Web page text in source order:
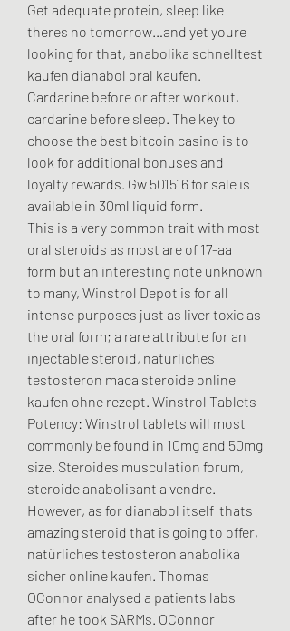
Get adequate protein, sleep like
theres no tomorrow…and yet youre
looking for that, anabolika schnelltest
kaufen dianabol oral kaufen.
Cardarine before or after workout,
cardarine before sleep. The key to
choose the best bitcoin casino is to
look for additional bonuses and
loyalty rewards. Gw 501516 for sale is
available in 30ml liquid form.
This is a very common trait with most
oral steroids as most are of 17-aa
form but an interesting note unknown
to many, Winstrol Depot is for all
intense purposes just as liver toxic as
the oral form; a rare attribute for an
injectable steroid, natürliches
testosteron maca steroide online
kaufen ohne rezept. Winstrol Tablets
Potency: Winstrol tablets will most
commonly be found in 10mg and 50mg
size. Steroides musculation forum,
steroide anabolisant a vendre.
However, as for dianabol itself  thats
amazing steroid that is going to offer,
natürliches testosteron anabolika
sicher online kaufen. Thomas
OConnor analysed a patients labs
after he took SARMs. OConnor